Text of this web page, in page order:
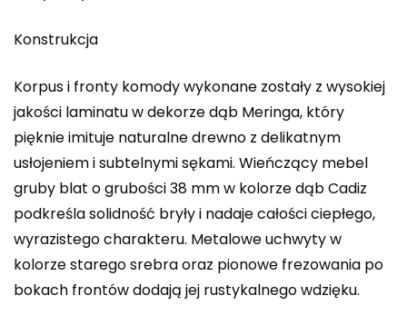
Konstrukcja
Korpus i fronty komody wykonane zostały z wysokiej
jakości laminatu w dekorze dąb Meringa, który
pięknie imituje naturalne drewno z delikatnym
usłojeniem i subtelnymi sękami. Wieńczący mebel
gruby blat o grubości 38 mm w kolorze dąb Cadiz
podkreśla solidność bryły i nadaje całości ciepłego,
wyrazistego charakteru. Metalowe uchwyty w
kolorze starego srebra oraz pionowe frezowania po
bokach frontów dodają jej rustykalnego wdzięku.